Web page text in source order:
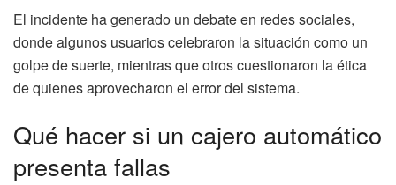
El incidente ha generado un debate en redes sociales,
donde algunos usuarios celebraron la situación como un
golpe de suerte, mientras que otros cuestionaron la ética
de quienes aprovecharon el error del sistema.
Qué hacer si un cajero automático
presenta fallas